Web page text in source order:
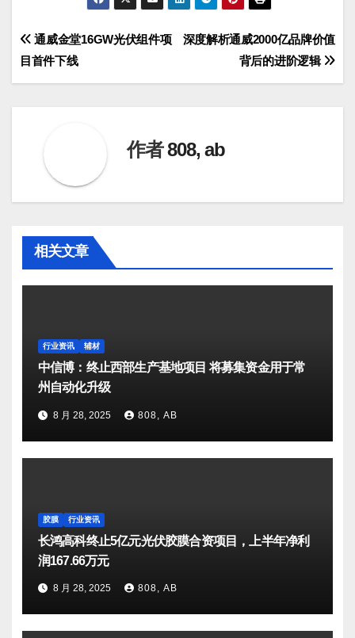
文
章
深度解析通威2000亿品牌价值
背后的进阶逻辑
通威金堂16GW光伏组件项
目首件下线
作者808, ab
相关文章
行业资讯 辅材
中信博：终止西部生产基地项目 将募集资金用于常
州自动化升级
8 月 28, 2025 808, AB
胶膜 行业资讯
长鸿高科终止5亿元光伏胶膜合资项目，上半年净利
润167.66万元
8 月 28, 2025 808, AB